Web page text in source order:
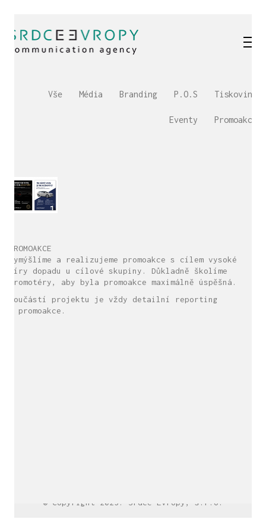
Vše Média Branding P.O.S Tiskoviny
Eventy Promoakce
PROMOAKCE
Vymýšlíme a realizujeme promoakce s cílem vysoké
míry dopadu u cílové skupiny. Důkladně školíme
promotéry, aby byla promoakce maximálně úspěšná.
Součástí projektu je vždy detailní reporting
z promoakce.
© Copyright 2025. Srdce Evropy, s.r.o.